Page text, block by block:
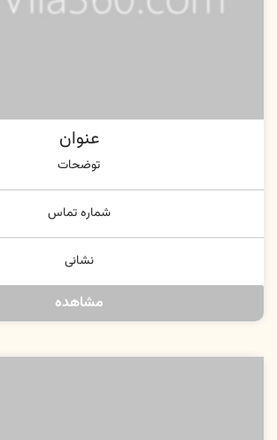
عنوان
توضحات
شماره تماس
نشانی
مشاهده